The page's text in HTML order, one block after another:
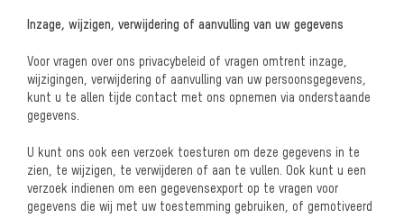
Inzage, wijzigen, verwijdering of aanvulling van uw gegevens
Voor vragen over ons privacybeleid of vragen omtrent inzage,
wijzigingen, verwijdering of aanvulling van uw persoonsgegevens,
kunt u te allen tijde contact met ons opnemen via onderstaande
gegevens.
U kunt ons ook een verzoek toesturen om deze gegevens in te
zien, te wijzigen, te verwijderen of aan te vullen. Ook kunt u een
verzoek indienen om een gegevensexport op te vragen voor
gegevens die wij met uw toestemming gebruiken, of gemotiveerd